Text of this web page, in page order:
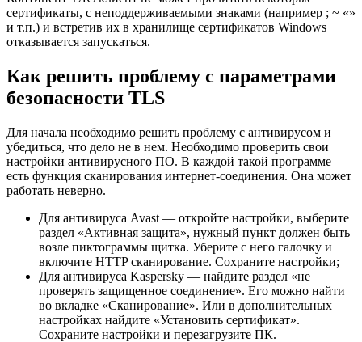
сертификаты, с неподдерживаемыми знаками (например ; ~ «»
и т.п.) и встретив их в хранилище сертификатов Windows
отказывается запускаться.
Как решить проблему с параметрами
безопасности TLS
Для начала необходимо решить проблему с антивирусом и
убедиться, что дело не в нем. Необходимо проверить свои
настройки антивирусного ПО. В каждой такой программе
есть функция сканирования интернет-соединения. Она может
работать неверно.
Для антивируса Avast — откройте настройки, выберите
раздел «Активная защита», нужный пункт должен быть
возле пиктограммы щитка. Уберите с него галочку и
включите HTTP сканирование. Сохраните настройки;
Для антивируса Kaspersky — найдите раздел «не
проверять защищенное соединение». Его можно найти
во вкладке «Сканирование». Или в дополнительных
настройках найдите «Установить сертификат».
Сохраните настройки и перезагрузите ПК.